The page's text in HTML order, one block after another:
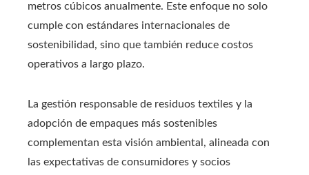
metros cúbicos anualmente. Este enfoque no solo
cumple con estándares internacionales de
sostenibilidad, sino que también reduce costos
operativos a largo plazo.
La gestión responsable de residuos textiles y la
adopción de empaques más sostenibles
complementan esta visión ambiental, alineada con
las expectativas de consumidores y socios